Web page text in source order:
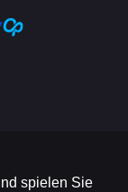
spielen Sie